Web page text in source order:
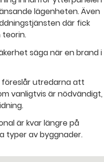
lägenheten. Även
där fick
teorin.
säga när en brand i
föreslår utredarna att
vanligtvis är nödvändigt,
är kvar längre på
typer av byggnader.